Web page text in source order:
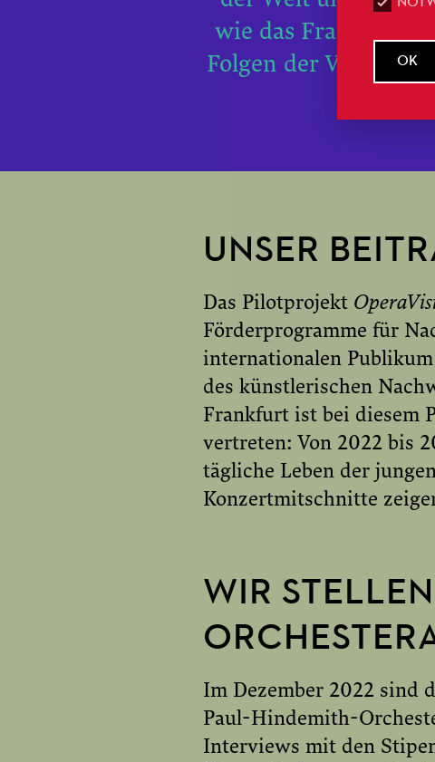
wie das Frankfurter
Folgen der
UNSER
Das Pilotprojekt
Förderprogramme für
internationalen
des künstlerischen
Frankfurt ist bei diesem
vertreten: Von 2022 bis
tägliche Leben der
Konzertmitschnitte
WIR
Im Dezember 2022 sind
Paul-Hindemith-
Interviews mit den
OK